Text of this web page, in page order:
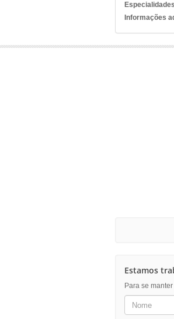
Informações
Estamos
Para se